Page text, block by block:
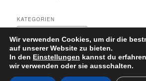
KATEGORIEN
Kategorien
Datenschutzerklärung Stolz
Wir verwenden Cookies, um dir die
auf unserer Website zu bieten.
In den Einstellungen kannst du
wir verwenden oder sie ausschalten.